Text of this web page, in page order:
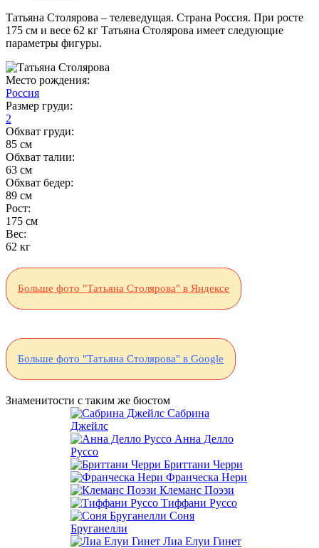
Татьяна Столярова – телеведущая. Страна Россия. При росте
175 см и весе 62 кг Татьяна Столярова имеет следующие
параметры фигуры.
Место рождения:
Россия
Размер груди:
2
Обхват груди:
85 см
Обхват талии:
63 см
Обхват бедер:
89 см
Рост:
175 см
Вес:
62 кг
Больше фото "Татьяна Столярова" в Яндексе
Больше фото "Татьяна Столярова" в Google
Знаменитости с таким же бюстом
Сабрина
Джейлс
Анна Делло
Руссо
Бриттани Черри
Франческа Нери
Клеманс Поэзи
Тиффани Руссо
Соня
Бруганелли
Лиа Елуи Гинет